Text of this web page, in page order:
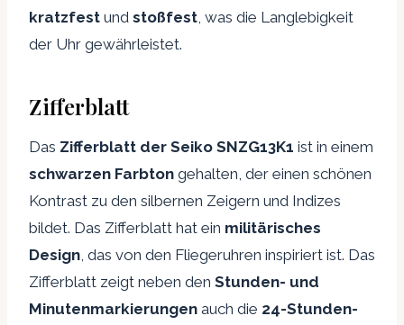
kratzfest und stoßfest , was die Langlebigkeit
der Uhr gewährleistet.
Zifferblatt
Das Zifferblatt der Seiko SNZG13K1 ist in einem
schwarzen Farbton gehalten, der einen schönen
Kontrast zu den silbernen Zeigern und Indizes
bildet. Das Zifferblatt hat ein militärisches
Design , das von den Fliegeruhren inspiriert ist. Das
Zifferblatt zeigt neben den Stunden- und
Minutenmarkierungen auch die 24-Stunden-